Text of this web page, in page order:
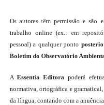
Os autores têm permissão e são
trabalho online (ex.: em
pessoal) a qualquer ponto
Boletim do Observatório
A Essentia Editorapoderá
normativa, ortográfica e
da língua, contando com a